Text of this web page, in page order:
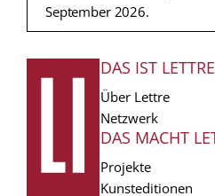
September 2026.
FUSSZEILE
DAS IST LETTRE
Über Lettre
Netzwerk
DAS MACHT
Projekte
Kunsteditionen